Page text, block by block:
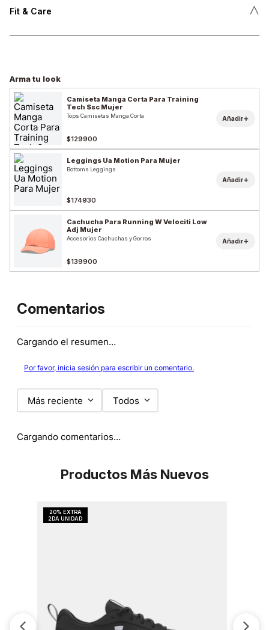
Fit & Care ˄
Arma tu look
Camiseta Manga Corta Para Training
Tech Ssc Mujer
Tops Camisetas Manga Corta
$129900
Añadir+
Leggings Ua Motion Para Mujer
Bottoms Leggings
$174930
Añadir+
Cachucha Para Running W Velociti Low
Adj Mujer
Accesorios Cachuchas y Gorros
$139900
Añadir+
Comentarios
Cargando el resumen…
Por favor, inicia sesión para escribir un comentario.
Más reciente Todos
Cargando comentarios…
Productos Más Nuevos